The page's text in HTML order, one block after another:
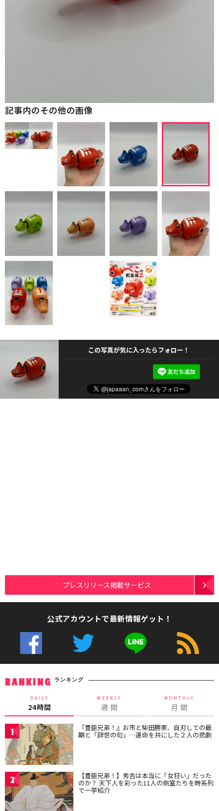
記事内のその他の画像
この写真が気に入ったらフォロー！
プレスリリース掲載サービス
公式アカウントで最新情報ゲット！
RANKING ランキング
DAILY
24時間
WEEKLY
週 間
MONTHLY
月 間
1 『豊臣兄弟！』お市と柴田勝家、自刃しての最
期と「辞世の句」…運命を共にした２人の悲劇
2 【豊臣兄弟！】秀吉は本当に「女狂い」だった
のか？ 天下人を彩った11人の側室たちを時系列
で一挙紹介